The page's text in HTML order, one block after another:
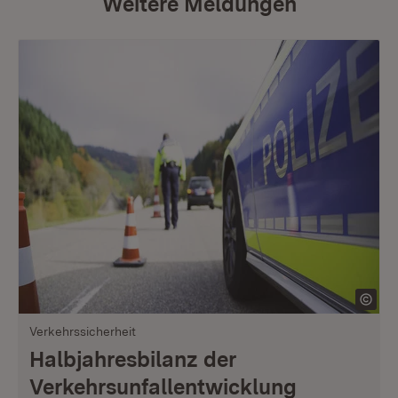
Verkehrssicherheit
Halbjahresbilanz der
Verkehrsunfallentwicklung